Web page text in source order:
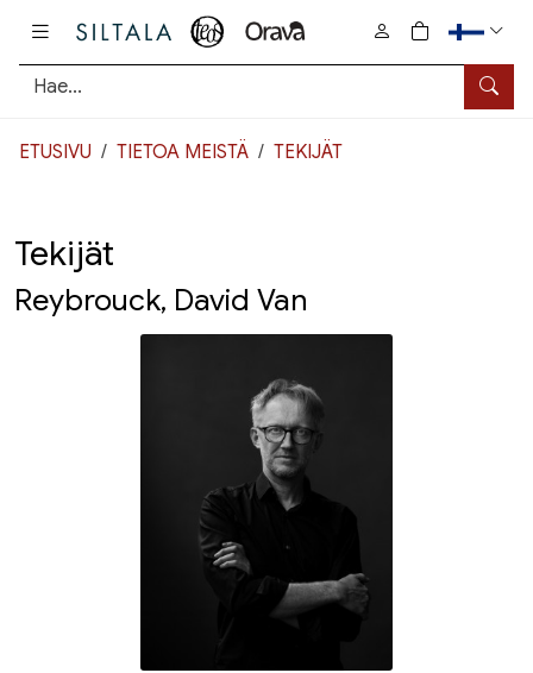
Hae
0
tuotetta
ETUSIVU TIETOA MEISTÄ TEKIJÄT
Tekijät
Reybrouck, David Van